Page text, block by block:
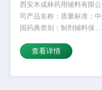
西安木成林药用辅料有限公
司产品名称：质量标准：中
国药典类别：制剂辅料保质
规格：25kg产品名字：主要
水溶性：是适用掺量：8较
查看详情